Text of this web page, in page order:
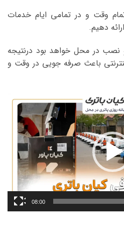
وقت و در تمامی ایام خدمات
دهیم.
نصب در محل خواهد بود درنتیجه
باعث صرفه جویی در وقت و
نمایشگر
ویدیو
08:00